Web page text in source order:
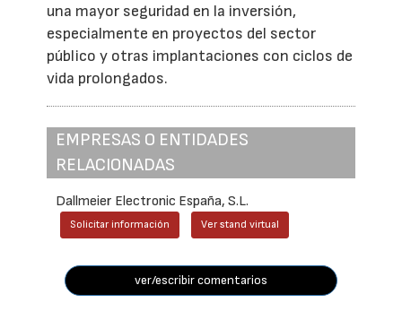
una mayor seguridad en la inversión,
especialmente en proyectos del sector
público y otras implantaciones con ciclos de
vida prolongados.
EMPRESAS O ENTIDADES
RELACIONADAS
Dallmeier Electronic España, S.L.
Solicitar información Ver stand virtual
ver/escribir comentarios